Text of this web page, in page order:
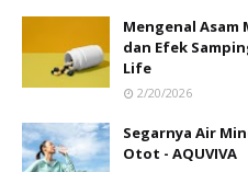
Mengenal Asam
dan Efek
Life
2/20/2026
Segarnya Air
Otot - AQUVIVA